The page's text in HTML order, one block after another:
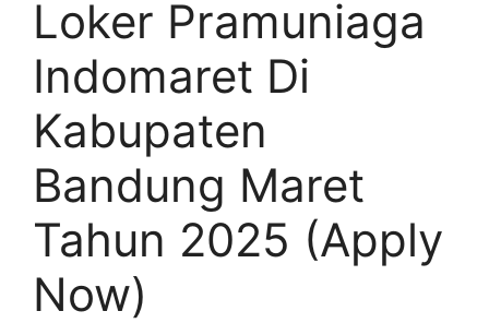
Loker Pramuniaga
Indomaret Di
Kabupaten
Bandung Maret
Tahun 2025 (Apply
Now)